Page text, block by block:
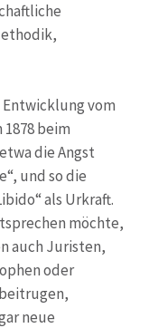
Entwicklung vom
beim
die Angst
und so die
als Urkraft.
möchte,
auch Juristen,
oder
neue